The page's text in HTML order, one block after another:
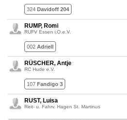
324 Davidoff 204
RUMP, Romi
RUFV Essen i.O.e.V.
002 Adriell
RÜSCHER, Antje
RC Hude e.V.
107 Fandigo 3
RUST, Luisa
Reit- u. Fahrv. Hagen St. Martinus